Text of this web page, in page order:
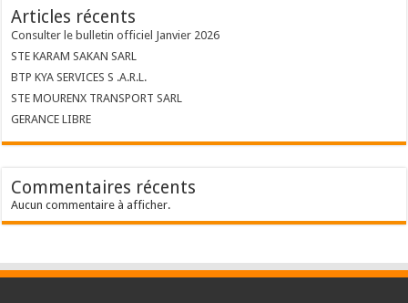
Articles récents
Consulter le bulletin officiel Janvier 2026
STE KARAM SAKAN SARL
BTP KYA SERVICES S .A.R.L.
STE MOURENX TRANSPORT SARL
GERANCE LIBRE
Commentaires récents
Aucun commentaire à afficher.